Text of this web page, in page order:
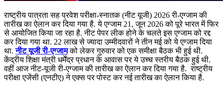
राष्ट्रीय पात्रता सह प्रवेश परीक्षा-स्नातक (नीट यूजी) 2026 री-एग्जाम की
तारीख का ऐलान कर दिया गया है. ये एग्जाम 21, जून 2026 को पूरे भारत में फिर
से आयोजित किया जा रहा है. नीट पेपर लीक होने के चलते इस एग्जाम को रद्द
कर दिया गया था. 22 लाख से ज्यादा उम्मीदवारों ने तीन मई को ये एग्जाम दिया
था.नीट यूजी री-एग्जामको लेकर गुरुवार को एक समीक्षा बैठक भी हुई थी.
केंद्रीय शिक्षा मंत्री धर्मेंद्र प्रधान के आवास पर ये उच्च स्तरीय बैठक हुई थी.
वहीं आज नीट-यूजी री-एग्जाम की तारीख का ऐलान कर दिया गया है. राष्ट्रीय
परीक्षा एजेंसी (एनटीए) ने एक्स पर पोस्ट कर नई तारीख का ऐलान किया है.